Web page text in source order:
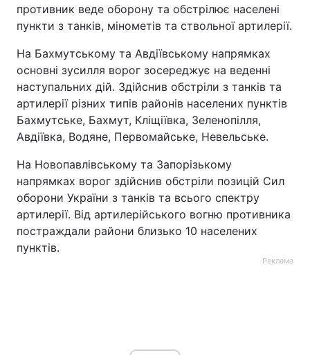
противник веде оборону та обстрілює населені
пункти з танків, мінометів та ствольної артилерії.
На Бахмутському та Авдіївському напрямках
основні зусилля ворог зосереджує на веденні
наступальних дій. Здійснив обстріли з танків та
артилерії різних типів районів населених пунктів
Бахмутське, Бахмут, Кліщіївка, Зеленопілля,
Авдіївка, Водяне, Первомайське, Невельське.
На Новопавлівському та Запорізькому
напрямках ворог здійснив обстріли позицій Сил
оборони України з танків та всього спектру
артилерії. Від артилерійського вогню противника
постраждали райони близько 10 населених
пунктів.
Реклама